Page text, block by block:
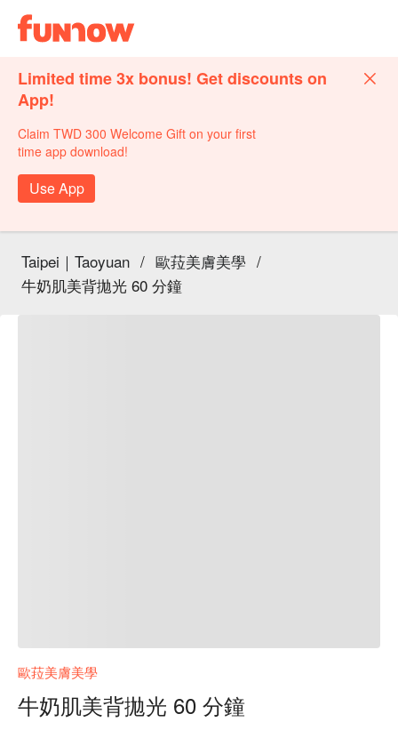
Limited time 3x bonus! Get discounts on
App!
Claim TWD 300 Welcome Gift on your first
time app download!
Use App
Taipei｜Taoyuan / 歐菈美膚美學 /
牛奶肌美背拋光 60 分鐘
歐菈美膚美學
牛奶肌美背拋光 60 分鐘